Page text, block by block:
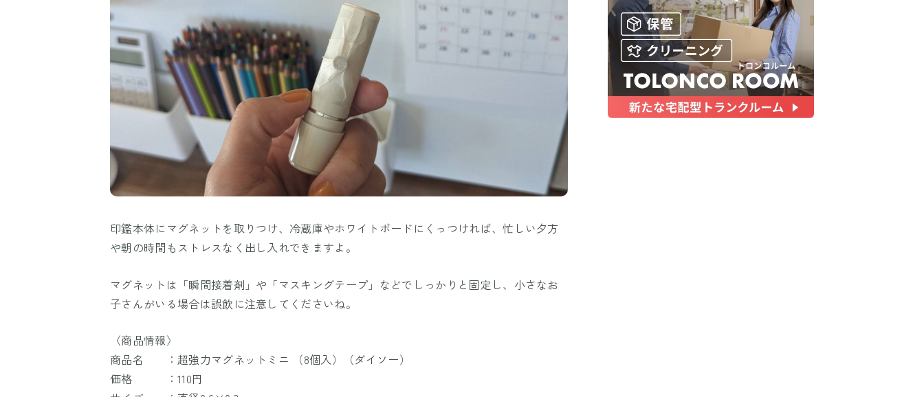
印鑑本体にマグネットを取りつけ、冷蔵庫やホワイトボードにくっつければ、忙しい夕方
や朝の時間もストレスなく出し入れできますよ。
マグネットは「瞬間接着剤」や「マスキングテープ」などでしっかりと固定し、小さなお
子さんがいる場合は誤飲に注意してくださいね。
〈商品情報〉
商品名 ：超強力マグネットミニ （8個入）（ダイソー）
価格 ：110円